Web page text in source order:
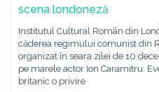
scena londoneză
Institutul Cultural Român din
căderea regimului comunist din
organizat în seara zilei de 10
pe marele actor Ion Caramitru.
britanic o privire